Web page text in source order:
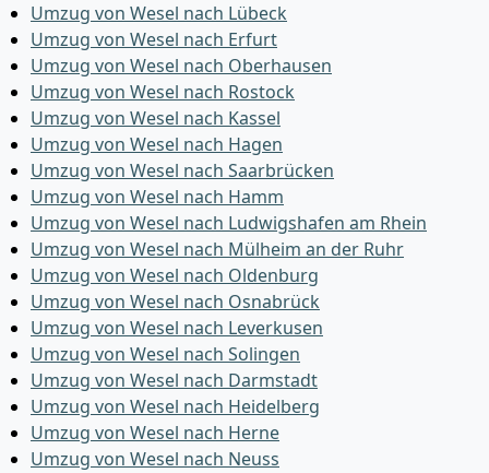
Umzug von Wesel nach Lübeck
Umzug von Wesel nach Erfurt
Umzug von Wesel nach Oberhausen
Umzug von Wesel nach Rostock
Umzug von Wesel nach Kassel
Umzug von Wesel nach Hagen
Umzug von Wesel nach Saarbrücken
Umzug von Wesel nach Hamm
Umzug von Wesel nach Ludwigshafen am Rhein
Umzug von Wesel nach Mülheim an der Ruhr
Umzug von Wesel nach Oldenburg
Umzug von Wesel nach Osnabrück
Umzug von Wesel nach Leverkusen
Umzug von Wesel nach Solingen
Umzug von Wesel nach Darmstadt
Umzug von Wesel nach Heidelberg
Umzug von Wesel nach Herne
Umzug von Wesel nach Neuss